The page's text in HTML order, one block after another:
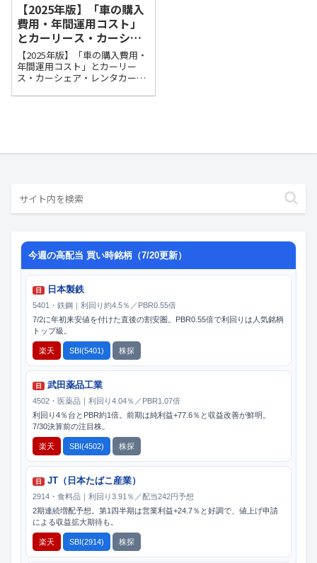
【2025年版】「車の購入
費用・年間運用コスト」
とカーリース・カーシェ
ア・レンタカーの徹底比
較！リベシティ的にお得
な選択肢は？
【2025年版】「車の購入費用・
年間運用コスト」とカーリー
ス・カーシェア・レンタカーの
な選択肢は？
今週の高配当 買い時銘柄（7/20更新）
日 日本製鉄
5401・鉄鋼｜利回り約4.5％／PBR0.55倍
7/2に年初来安値を付けた直後の割安圏。PBR0.55倍で利回りは人気銘柄
トップ級。
楽天 SBI(5401) 株探
日 武田薬品工業
4502・医薬品｜利回り4.04％／PBR1.07倍
利回り4％台とPBR約1倍。前期は純利益+77.6％と収益改善が鮮明。
7/30決算前の注目株。
楽天 SBI(4502) 株探
日 JT（日本たばこ産業）
2914・食料品｜利回り3.91％／配当242円予想
2期連続増配予想。第1四半期は営業利益+24.7％と好調で、値上げ申請
による収益拡大期待も。
楽天 SBI(2914) 株探